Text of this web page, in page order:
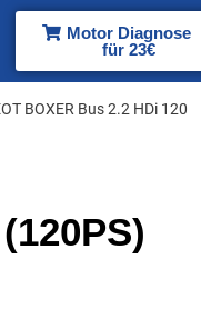
Motor Diagnose
für 23€
BOXER Bus 2.2 HDi 120